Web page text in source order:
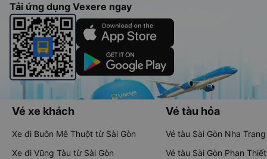
Tải ứng dụng Vexere ngay
Vé xe khách
Xe đi Buôn Mê Thuột từ Sài Gòn
Xe đi Vũng Tàu từ Sài Gòn
Vé tàu hỏa
Vé tàu Sài Gòn Nha Trang
Vé tàu Sài Gòn Phan Thiết